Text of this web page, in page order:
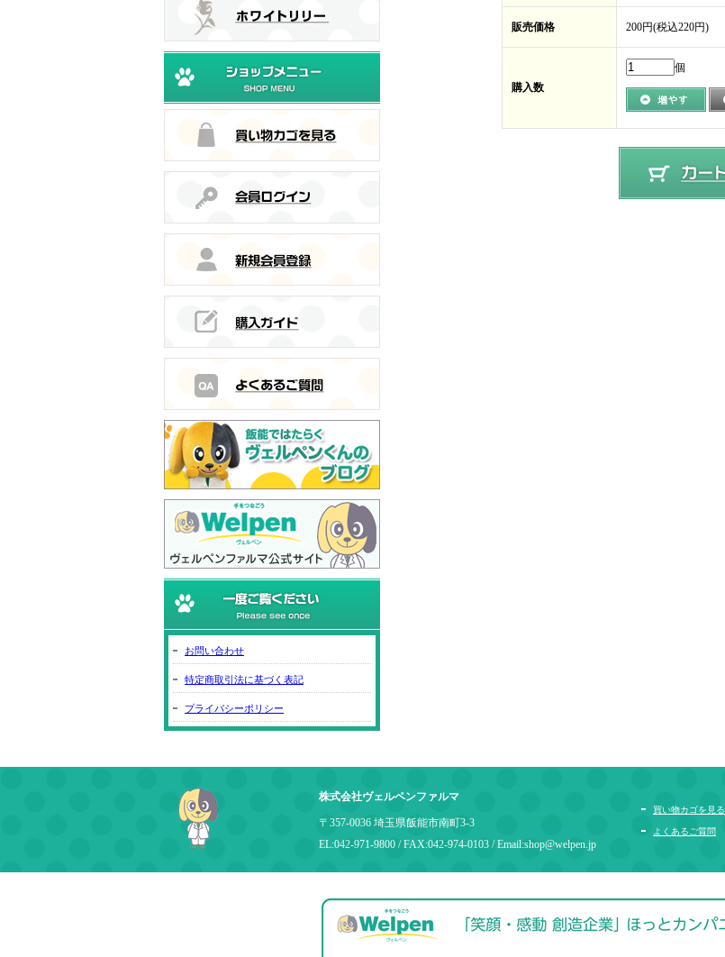
お問い合わせ
特定商取引法に基づく表記
プライバシーポリシー
販売価格 200円(税込220円)
購入数
個
株式会社ヴェルペンファルマ
〒357-0036 埼玉県飯能市南町3-3
EL:042-971-9800 / FAX:042-974-0103 / Email:shop@welpen.jp
買い物カゴを見る
よくあるご質問